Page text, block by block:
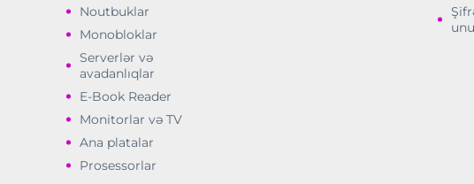
Noutbuklar
Monobloklar
Serverlər və
avadanlıqlar
E-Book Reader
Monitorlar və TV
Ana platalar
Prosessorlar